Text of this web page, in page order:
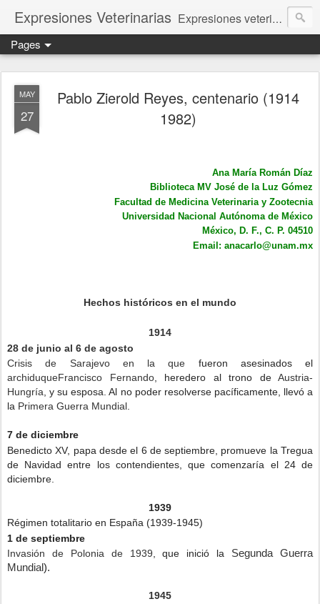
Expresiones Veterinarias Expresiones veterinarias es una publicación en linea de la biblioteca de la Facultad de Veterinaria y Zootecnia de la UNAM
Pages
MAY
27
Pablo Zierold Reyes, centenario (1914
1982)
Ana María Román Díaz
Biblioteca MV José de la Luz Gómez
Facultad de Medicina Veterinaria y Zootecnia
Universidad Nacional Autónoma de México
México, D. F., C. P. 04510
Email: anacarlo@unam.mx
Hechos históricos en el mundo
1914
28 de junio al 6 de agosto
Crisis de Sarajevo en la que fueron asesinados el
archiduqueFrancisco Fernando, heredero al trono de Austria-
Hungría , y su esposa. Al no poder resolverse pacíficamente, llevó a
la Primera Guerra Mundial
7 de diciembre
Benedicto XV, papa desde el 6 de septiembre, promueve la Tregua
de Navidad entre los contendientes, que comenzaría el 24 de
diciembre.
1939
Régimen totalitario en España (1939-1945)
1 de septiembre
Invasión de Polonia de 1939 , que inició la Segunda Guerra
Mundial).
1945